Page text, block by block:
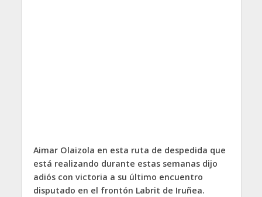
Aimar Olaizola en esta ruta de despedida que
está realizando durante estas semanas dijo
adiós con victoria a su último encuentro
disputado en el frontón Labrit de Iruñea.